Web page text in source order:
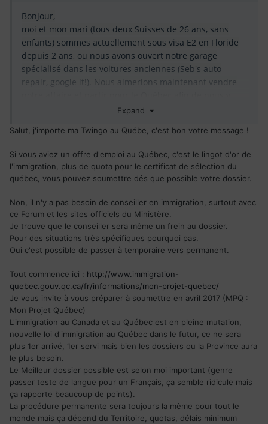
Bonjour,
moi et mon mari (tous deux Suisses de 26 ans, sans
enfants) sommes actuellement sous visa E2 en Floride
depuis 2 ans, ou nous avons ouvert notre garage
spécialisé dans les voitures anciennes (Seb's auto
repair, google it!). Nous aimerions maintenant vendre
poser, pour de bon cette fois. Je ne suis pas certaine de
varient d'un forum à l'autre
. Faut-il l'aide d'un
conseiller en immigration ? (nous en avons pris un pour
venir aux USA), quelle est le délais pour obtenir d'aller
vivre et travailler au Québec ? Nous avons bien compris
pour obtenir un permis de résident permanent et que
c'était long. Mais si mon mari (mécanicien et chauffeur
poids lourd) trouve un emploi. Est-il possible de passer
du visa de travail temporaire à un visa permanent
impossible, à moins d'être riche !
Merci de votre aide, belle journée à vous
Emilie & Seb
Expand
Salut, j'importe ma Twingo au Québe, c'est bon votre message !
Si vous aviez un offre d'emploi au Québec, c'est le lingot d'or de
l'immigration, plus de quota pour le certificat de sélection du
québec, vous pouvez soumettre dés que possible votre dossier.
Non, il n'y a pas besoin de conseiller en immigration, surtout avec
ce Forum et les sites officiels du Ministère.
Je trouve que le conseiller sera même un frein au dossier.
Pour des situations très spécifiques pourquoi pas.
Oui c'est possible de passer à temporaire vers permanent.
Tout commence ici : http://www.immigration-
quebec.gouv.qc.ca/fr/informations/mon-projet-quebec/
Je vous invite à vous préparer à soumettre en avril 2017 (MPQ :
Mon Projet Québec)
L'immigration au Canada et au Québec est en pleine mutation,
nouvelle loi d'immigration au Québec dans le futur, ce ne sera
plus 1er arrivé, 1er servi mais bien les dossiers ou la Province aura
le plus besoin.
Le Meilleur dossier possible est selon moi important (genre
passer teste de langue pour un Français, ça semble ridicule mais
ça rapporte beaucoup de points).
La procédure permanente sera toujours la même pour tout le
monde mais ça dépend du Territoire, quotas, délais minimum